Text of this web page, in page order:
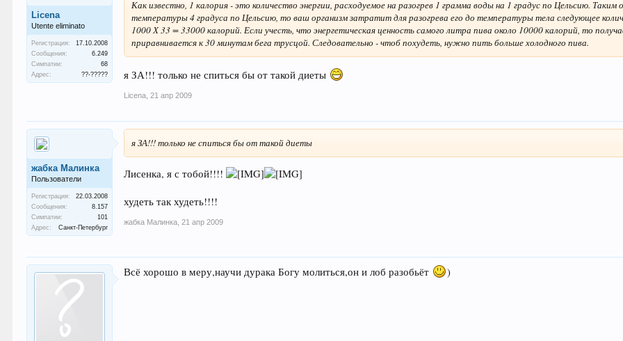
Licena
Utente eliminato
Регистрация:
17.10.2008
Сообщения:
6.249
Симпатии:
68
Адрес:
??-?????
Как известно, 1 калория - это количество энергии, расходуемое на разогрев 1 грамма воды на 1 градус по Цельсию.
температуры 4 градуса по Цельсию, то ваш организм затратит для разогрева его до температуры тела следующее
1000 Х 33 = 33000 калорий. Если учесть, что энергетическая ценность самого литра пива около 10000 калорий, то
приравнивается к 30 минутам бега трусцой. Следовательно - чтоб похудеть, нужно пить больше холодного пива.
я ЗА!!! только не спиться бы от такой диеты
Licena 21 апр 2009
жабка Малинка
Пользователи
Регистрация:
22.03.2008
Сообщения:
8.157
Симпатии:
101
Адрес:
Санкт-Петербург
я ЗА!!! только не спиться бы от такой диеты
Лисенка, я с тобой!!!!
худеть так худеть!!!!
жабка Малинка 21 апр 2009
Всё хорошо в меру,научи дурака Богу молиться,он и лоб разобьёт )